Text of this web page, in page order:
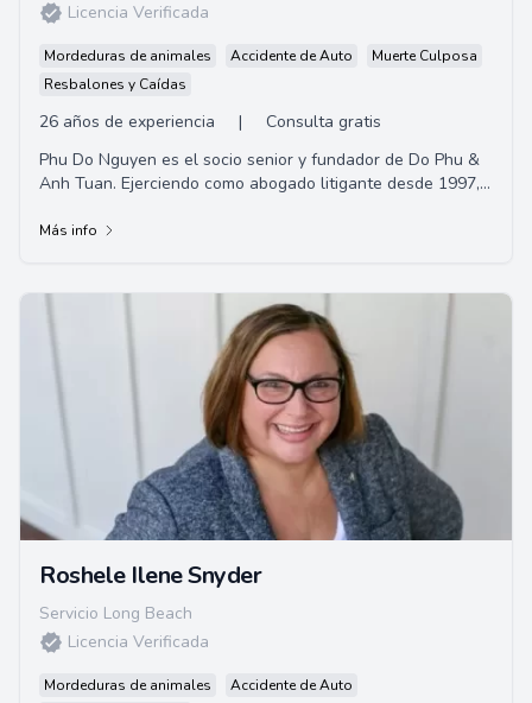
Licencia Verificada
Mordeduras de animales Accidente de Auto
Muerte Culposa
Resbalones y Caídas
26 años de experiencia |
Consulta gratis
Phu Do Nguyen es el socio senior y fundador de Do Phu &
Anh Tuan. Ejerciendo como abogado litigante desde 1997,
Más info
Roshele Ilene Snyder
Servicio Long Beach
Licencia Verificada
Mordeduras de animales
Accidente de Auto